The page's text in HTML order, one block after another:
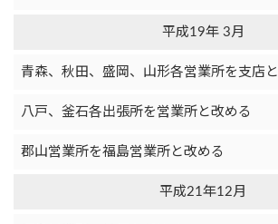
平成19年 3月
青森、秋田、盛岡、山形各営業所を支店
八戸、釜石各出張所を営業所と改める
郡山営業所を福島営業所と改める
平成21年12月